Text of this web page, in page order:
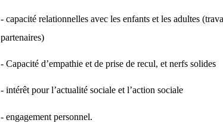
- capacité relationnelles avec les enfants et les adultes
partenaires)
- Capacité d’empathie et de prise de recul, et nerfs solides
- intérêt pour l’actualité sociale et l’action sociale
- engagement personnel.